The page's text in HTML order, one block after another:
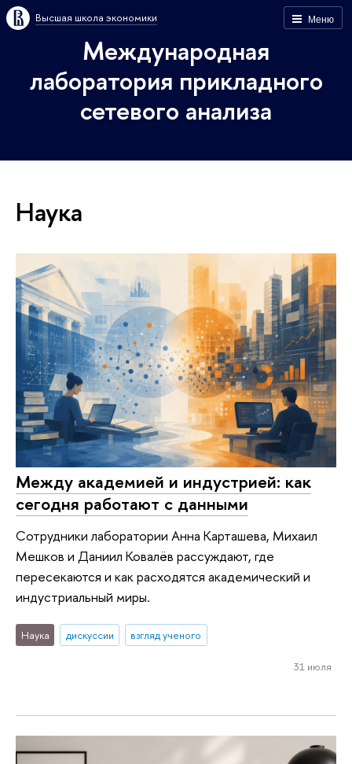
Меню
Высшая школа экономики
Международная
лаборатория прикладного
сетевого анализа
Наука
Между академией и индустрией: как
сегодня работают с данными
Сотрудники лаборатории Анна Карташева, Михаил
Мешков и Даниил Ковалёв рассуждают, где
пересекаются и как расходятся академический и
индустриальный миры.
Наука дискуссии взгляд ученого
31 июля